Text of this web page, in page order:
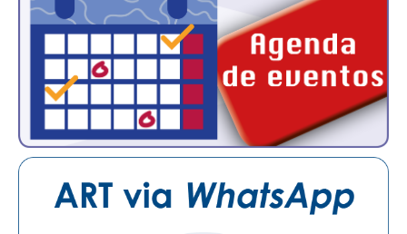
CONTATO
ENGENHEIRO EMPREENDEDOR
SEESP EDUCAÇÃO
PLATAFORMAS GRATUITAS